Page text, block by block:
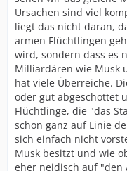
Ursachen sind viel
liegt das nicht daran,
armen Flüchtlingen
wird, sondern dass es
Milliardären wie Musk
hat viele Überreiche.
oder gut abgeschottet
Flüchtlinge, die "das
schon ganz auf Linie
sich einfach nicht
Musk besitzt und wie
eher neidisch auf "den